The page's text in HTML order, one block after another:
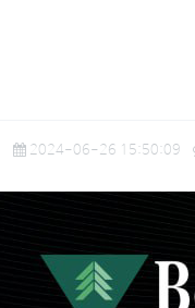
2024-06-26 15:50:09